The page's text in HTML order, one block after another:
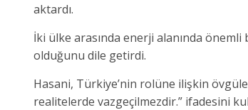
aktardı.
İki ülke arasında enerji alanında
olduğunu dile getirdi.
Hasani, Türkiye’nin rolüne ilişkin
realitelerde vazgeçilmezdir.” ifadesini